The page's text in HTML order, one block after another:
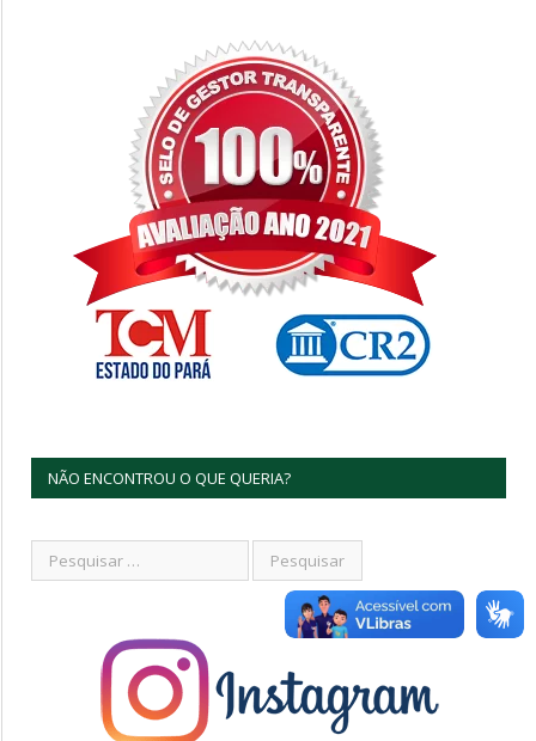
NÃO ENCONTROU O QUE QUERIA?